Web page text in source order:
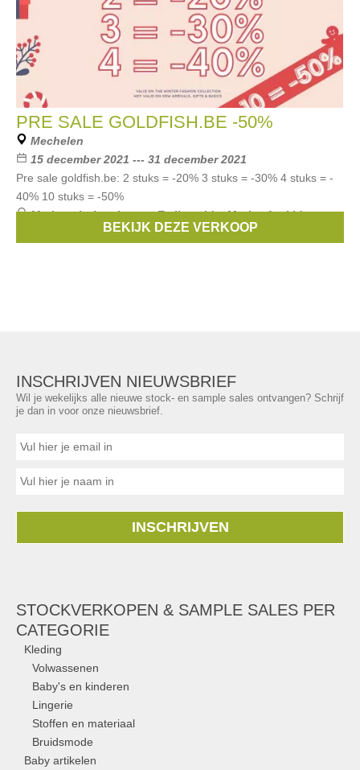
PRE SALE GOLDFISH.BE -50%
Mechelen
15 december 2021 --- 31 december 2021
Pre sale goldfish.be: 2 stuks = -20% 3 stuks = -30% 4 stuks = -
40% 10 stuks = -50%
Merken:bobo choses,Emile et Ida,Morley for kids,
Leon & Harper, ...
BEKIJK DEZE VERKOOP
INSCHRIJVEN NIEUWSBRIEF
Wil je wekelijks alle nieuwe stock- en sample sales ontvangen? Schrijf
je dan in voor onze nieuwsbrief.
INSCHRIJVEN
STOCKVERKOPEN & SAMPLE SALES PER
CATEGORIE
Kleding
Volwassenen
Baby's en kinderen
Lingerie
Stoffen en materiaal
Bruidsmode
Baby artikelen